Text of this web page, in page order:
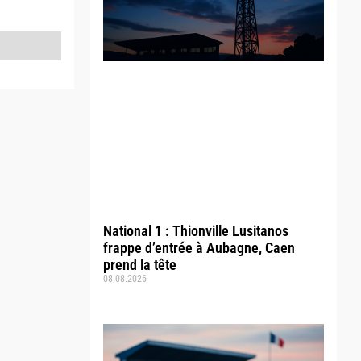
National 1 : Thionville Lusitanos
frappe d’entrée à Aubagne, Caen
prend la tête
08.08.2026